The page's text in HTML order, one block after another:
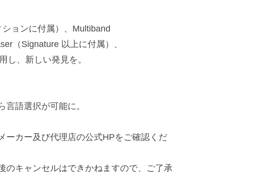
ョンに付属）、Multiband
（Signature 以上に付属）、
し、新しい発見を。
語選択が可能に。
カー及び代理店の公式HPをご確認くだ
キャンセルはできかねますので、ご了承